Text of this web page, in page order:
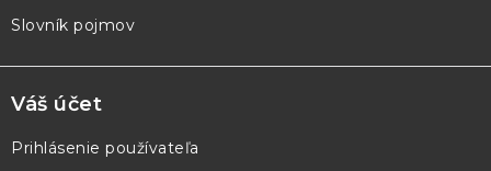
Slovník pojmov
Váš účet
Prihlásenie používateľa